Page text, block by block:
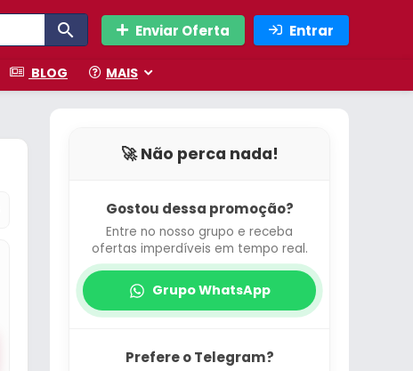
Enviar Oferta Entrar
BLOG MAIS
🚀 Não perca nada!
Gostou dessa promoção?
Entre no nosso grupo e receba
ofertas imperdíveis em tempo real.
Grupo WhatsApp
Prefere o Telegram?